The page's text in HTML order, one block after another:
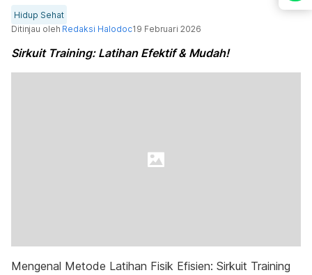
Hidup Sehat
Ditinjau oleh Redaksi Halodoc19 Februari 2026
Sirkuit Training: Latihan Efektif & Mudah!
Mengenal Metode Latihan Fisik Efisien: Sirkuit Training